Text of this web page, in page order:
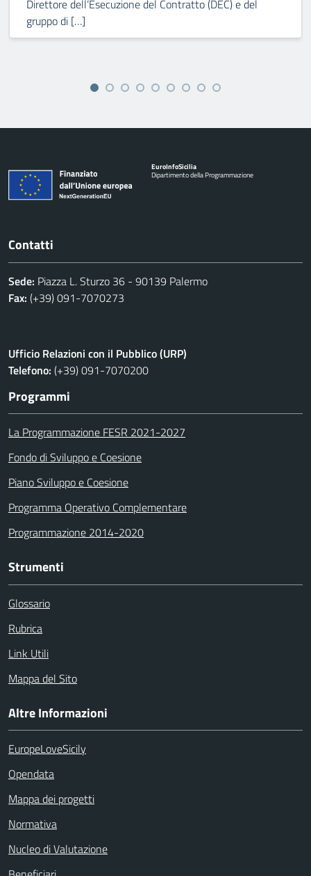
Direttore dell’Esecuzione del Contratto (DEC) e del
gruppo di […]
EuroInfoSicilia
Dipartimento della Programmazione
Contatti
Sede: Piazza L. Sturzo 36 - 90139 Palermo
Fax: (+39) 091-7070273
Ufficio Relazioni con il Pubblico (URP)
Telefono: (+39) 091-7070200
Programmi
La Programmazione FESR 2021-2027
Fondo di Sviluppo e Coesione
Piano Sviluppo e Coesione
Programma Operativo Complementare
Programmazione 2014-2020
Strumenti
Glossario
Rubrica
Link Utili
Mappa del Sito
Altre Informazioni
EuropeLoveSicily
Opendata
Mappa dei progetti
Normativa
Nucleo di Valutazione